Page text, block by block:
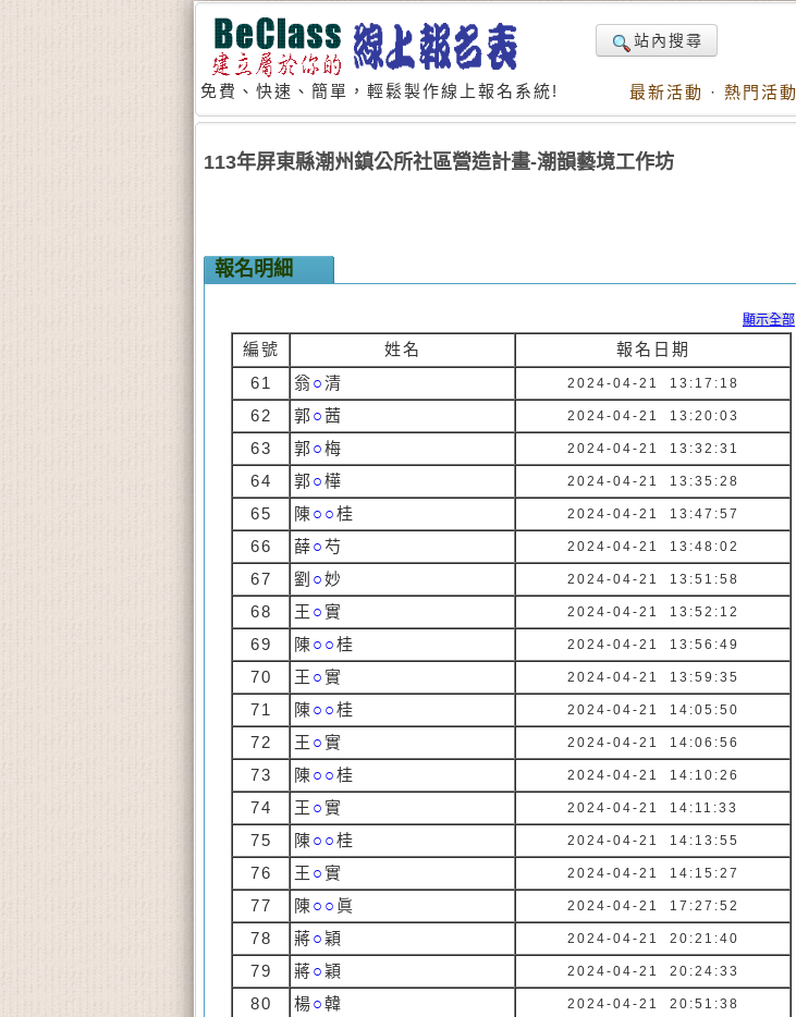
免費、快速、簡單，輕鬆製作線上報名系統!
站內搜尋
最新活動 · 熱門活動
113年屏東縣潮州鎮公所社區營造計畫-潮韻藝境工作坊
報名明細
顯示全部
編號 姓名
報名日期
61
翁○清 2024-04-21 13:17:18
62 郭○ 茜 2024-04-21 13:20:03
63 郭○梅 2024-04-21 13:32:31
64 郭○樺 2024-04-21 13:35:28
65 陳○○桂 2024-04-21 13:47:57
66 薛○ 芍 2024-04-21 13:48:02
67 劉 ○妙 2024-04-21 13:51:58
68 王 ○實 2024-04-21 13:52:12
69 陳○○桂 2024-04-21 13:56:49
70 王 ○實 2024-04-21 13:59:35
71 陳○○桂 2024-04-21 14:05:50
72 王 ○實 2024-04-21 14:06:56
73 陳○○桂 2024-04-21 14:10:26
74 王 ○實 2024-04-21 14:11:33
75 陳○○桂 2024-04-21 14:13:55
76 王 ○實 2024-04-21 14:15:27
77 陳○○ 眞 2024-04-21 17:27:52
78 蔣○穎 2024-04-21 20:21:40
79 蔣○穎 2024-04-21 20:24:33
80 楊○韓 2024-04-21 20:51:38